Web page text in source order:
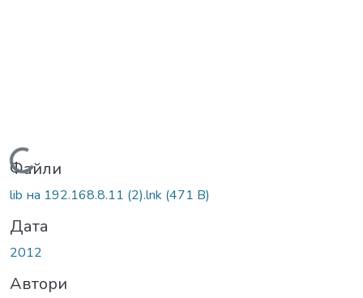
Вантажиться...
Файли
lib на 192.168.8.11 (2).lnk (471 B)
Дата
2012
Автори